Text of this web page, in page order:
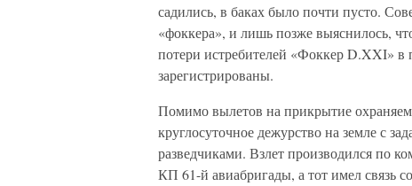
садились, в баках было почти пусто.
«фоккера», и лишь позже выяснилось,
потери истребителей «Фоккер D.XXI»
зарегистрированы.
Помимо вылетов на прикрытие
круглосуточное дежурство на земле с
разведчиками. Взлет производился по
КП 61-й авиабригады, а тот имел связь